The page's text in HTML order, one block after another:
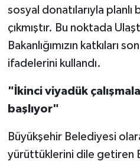
sosyal donatılarıyla planlı
çıkmıştır. Bu noktada
Bakanlığımızın katkıları
ifadelerini kullandı.
"İkinci viyadük
başlıyor"
Büyükşehir Belediyesi
yürüttüklerini dile getiren